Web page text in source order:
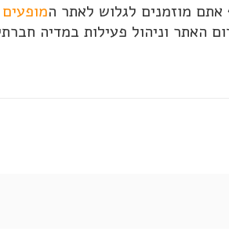
אתם מוזמנים לגלוש לאתר המופעים
האתר וניהול פעילות במדיה